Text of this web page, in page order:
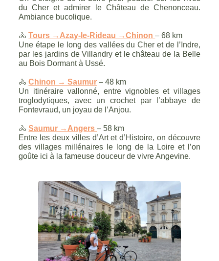
du Cher et admirer le Château de Chenonceau.
Ambiance bucolique.
🚴Tours →Azay-le-Rideau →Chinon– 68 km
Une étape le long des vallées du Cher et de l’Indre,
par les jardins de Villandry et le château de la Belle
au Bois Dormant à Ussé.
🚴Chinon → Saumur – 48 km
Un itinéraire vallonné, entre vignobles et villages
troglodytiques, avec un crochet par l’abbaye de
Fontevraud, un joyau de l’Anjou.
🚴Saumur →Angers – 58 km
Entre les deux villes d’Art et d’Histoire, on découvre
des villages millénaires le long de la Loire et l’on
goûte ici à la fameuse douceur de vivre Angevine.